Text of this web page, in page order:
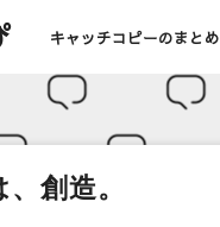
キャッチコピーのまとめ
創造。